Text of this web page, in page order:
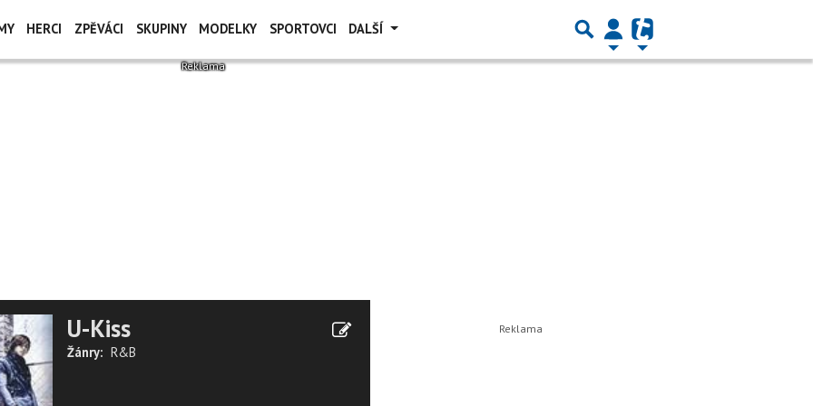
HERCI ZPĚVÁCI SKUPINY MODELKY SPORTOVCI DALŠÍ
U-Kiss
Žánry: R&B